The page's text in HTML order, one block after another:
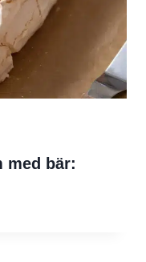
med bär: